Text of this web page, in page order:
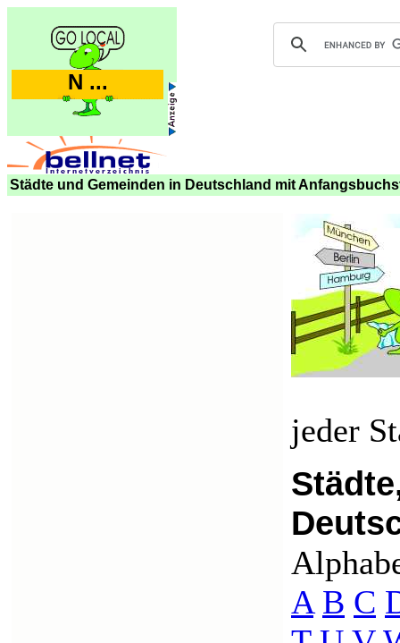
N ...
Städte und Gemeinden in Deutschland mit
jeder
A B C